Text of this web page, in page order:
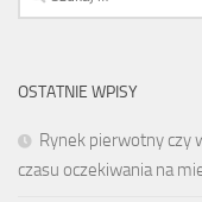
OSTATNIE WPISY
Rynek pierwotny czy
czasu oczekiwania na